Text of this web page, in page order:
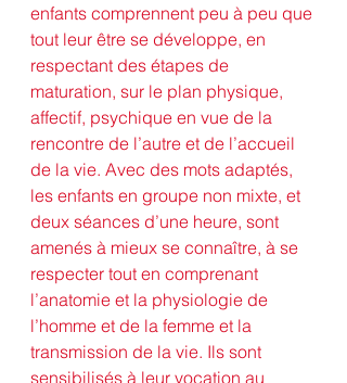
enfants comprennent peu à peu que
tout leur être se développe, en
respectant des étapes de
maturation, sur le plan physique,
affectif, psychique en vue de la
rencontre de l’autre et de l’accueil
de la vie. Avec des mots adaptés,
les enfants en groupe non mixte, et
deux séances d’une heure, sont
amenés à mieux se connaître, à se
respecter tout en comprenant
l’anatomie et la physiologie de
l’homme et de la femme et la
transmission de la vie. Ils sont
sensibilisés à leur vocation au